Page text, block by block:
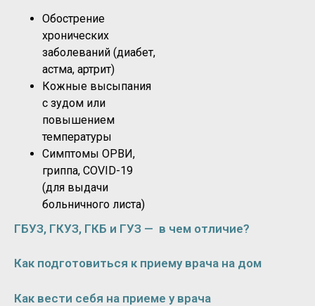
Обострение
хронических
заболеваний (диабет,
астма, артрит)
Кожные высыпания
с зудом или
повышением
температуры
Симптомы ОРВИ,
гриппа, COVID-19
(для выдачи
больничного листа)
ГБУЗ, ГКУЗ, ГКБ и ГУЗ — в чем отличие?
Как подготовиться к приему врача на дом
Как вести себя на приеме у врача